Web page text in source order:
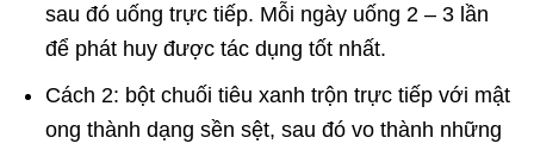
sau đó uống trực tiếp. Mỗi ngày uống 2 – 3 lần
để phát huy được tác dụng tốt nhất.
Cách 2: bột chuối tiêu xanh trộn trực tiếp với mật
ong thành dạng sền sệt, sau đó vo thành những